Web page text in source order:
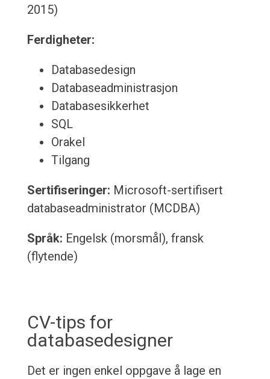
2015)
Ferdigheter:
Databasedesign
Databaseadministrasjon
Databasesikkerhet
SQL
Orakel
Tilgang
Sertifiseringer: Microsoft-sertifisert
databaseadministrator (MCDBA)
Språk: Engelsk (morsmål), fransk
(flytende)
CV-tips for
databasedesigner
Det er ingen enkel oppgave å lage en